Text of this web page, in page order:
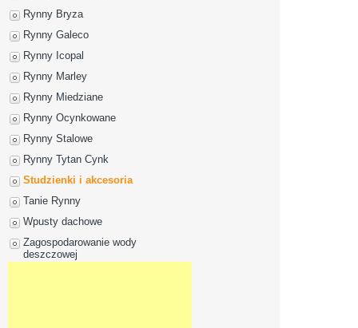
Rynny Bryza
Rynny Galeco
Rynny Icopal
Rynny Marley
Rynny Miedziane
Rynny Ocynkowane
Rynny Stalowe
Rynny Tytan Cynk
Studzienki i akcesoria
Tanie Rynny
Wpusty dachowe
Zagospodarowanie wody
deszczowej